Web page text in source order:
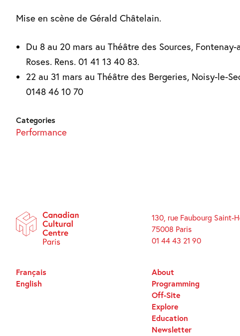
Mise en scène de Gérald Châtelain.
Du 8 au 20 mars au Théâtre des Sources, Fontenay-
Roses. Rens. 01 41 13 40 83.
22 au 31 mars au Théâtre des Bergeries, Noisy-le-
0148 46 10 70
Categories
Performance
130, rue Faubourg Saint-
75008 Paris
01 44 43 21 90
About
Programming
Off-Site
Explore
Education
Newsletter
Français
English